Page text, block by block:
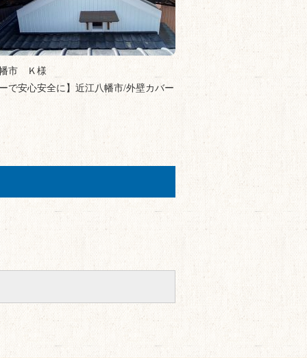
市 Ｋ様
で安心安全に】近江八幡市/外壁カバー